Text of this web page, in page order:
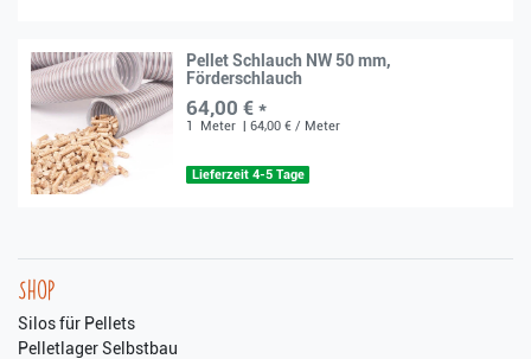
Pellet Schlauch NW 50 mm,
Förderschlauch
64,00 € *
1 Meter | 64,00 € / Meter
Lieferzeit 4-5 Tage
Shop
Silos für Pellets
Pelletlager Selbstbau